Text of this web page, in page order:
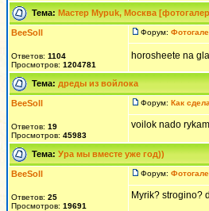
Тема: Мастер Mypuk, Москва
BeeSoll
Ответов: 1104
Просмотров: 1204781
Форум:
horosheete na
Тема: дреды из войлока
BeeSoll
Ответов: 19
Просмотров: 45983
Форум: Как
voilok nado
Тема: Ура мы вместе уже год))
BeeSoll
Ответов: 25
Просмотров: 19691
Форум:
Myrik? strogino?